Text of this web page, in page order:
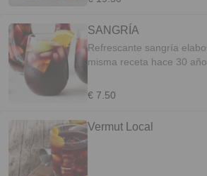
SANGRÍA
Refrescante sangría
misma receta hace 30
€ 7.50
Vermut Local